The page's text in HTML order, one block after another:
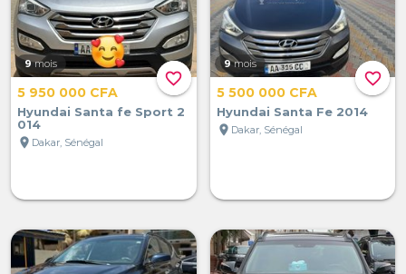
favorite_border
9 mois
5 950 000 CFA
Hyundai Santa fe Sport 2
014
location_on Dakar, Sénégal
favorite_border
9 mois
5 500 000 CFA
Hyundai Santa Fe 2014
location_on Dakar, Sénégal